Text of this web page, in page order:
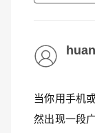
当你用手机
然出现一段